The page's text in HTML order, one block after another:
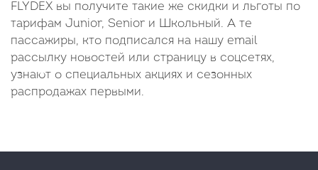
FLYDEX вы получите такие же скидки и льготы по
тарифам Junior, Senior и Школьный. А те
пассажиры, кто подписался на нашу email
рассылку новостей или страницу в соцсетях,
узнают о специальных акциях и сезонных
распродажах первыми.